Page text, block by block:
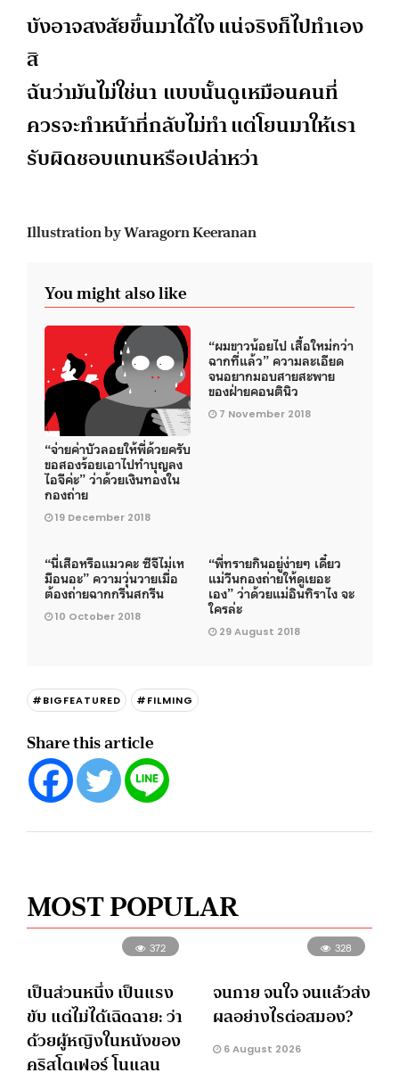
บังอาจสงสัยขึ้นมาได้ไง แน่จริงก็ไปทำเอง
สิ
ฉันว่ามันไม่ใช่นา แบบนั้นดูเหมือนคนที่
ควรจะทำหน้าที่กลับไม่ทำ แต่โยนมาให้เรา
รับผิดชอบแทนหรือเปล่าหว่า
Illustration by Waragorn Keeranan
You might also like
“จ่ายค่าบัวลอยให้พี่ด้วยครับ
ขอสองร้อยเอาไปทำบุญลง
ไอจีค่ะ” ว่าด้วยเงินทองใน
กองถ่าย
19 December 2018
“ผมขาวน้อยไป เสื้อใหม่กว่า
ฉากที่แล้ว” ความละเอียด
จนอยากมอบสายสะพาย
ของฝ่ายคอนตินิว
7 November 2018
“นี่เสือหรือแมวคะ ซีจีไม่เห
มือนอะ” ความวุ่นวายเมื่อ
ต้องถ่ายฉากกรีนสกรีน
10 October 2018
“พี่ทรายกินอยู่ง่ายๆ เดี๋ยว
แม่วีนกองถ่ายให้ดูเยอะ
เอง” ว่าด้วยแม่อินทิราไง จะ
ใครล่ะ
29 August 2018
#BIGFEATURED #FILMING
Share this article
MOST POPULAR
372
เป็นส่วนหนึ่ง เป็นแรง
ขับ แต่ไม่ได้เฉิดฉาย: ว่า
ด้วยผู้หญิงในหนังของ
คริสโตเฟอร์ โนแลน
328
จนกาย จนใจ จนแล้วส่ง
ผลอย่างไรต่อสมอง?
6 August 2026